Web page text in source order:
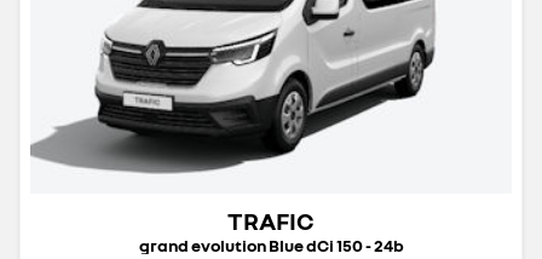
TRAFIC
grand evolution Blue dCi 150 - 24b